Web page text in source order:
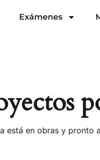
Exámenes
está en obras y pronto